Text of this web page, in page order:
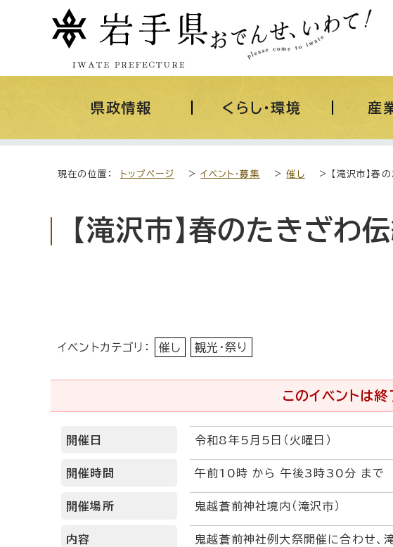
県政情報 くらし・環境 産
現在の位置： トップページ >イベント・募集 >催し > 【滝沢市】春
【滝沢市】春のたきざわ
イベントカテゴリ： 催し 観光・祭り
このイベントは終
開催日 令和8年5月5日（火曜日）
開催時間 午前10時 から 午後3時30分 まで
開催場所 鬼越蒼前神社境内（滝沢市）
内容
鬼越蒼前神社例大祭開催に合わせ、